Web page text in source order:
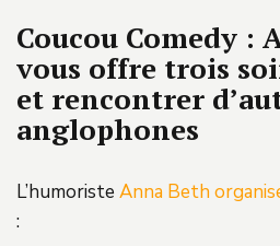
Coucou Comedy :
vous offre trois
et rencontrer
anglophones
L’humoriste Anna Beth
: